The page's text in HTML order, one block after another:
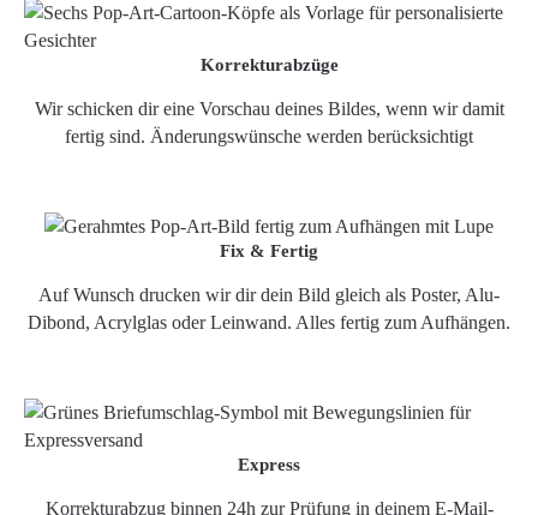
Korrekturabzüge
Wir schicken dir eine Vorschau deines Bildes, wenn wir damit
fertig sind. Änderungswünsche werden berücksichtigt
Fix & Fertig
Auf Wunsch drucken wir dir dein Bild gleich als Poster, Alu-
Dibond, Acrylglas oder Leinwand. Alles fertig zum Aufhängen.
Express
Korrekturabzug binnen 24h zur Prüfung in deinem E-Mail-